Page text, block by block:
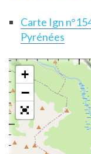
Carte Ign
Pyrénées
+
−